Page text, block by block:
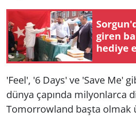
giren
hediye
'Feel', '6 Days' ve 'Save Me'
dünya çapında milyonlarca
Tomorrowland başta olmak